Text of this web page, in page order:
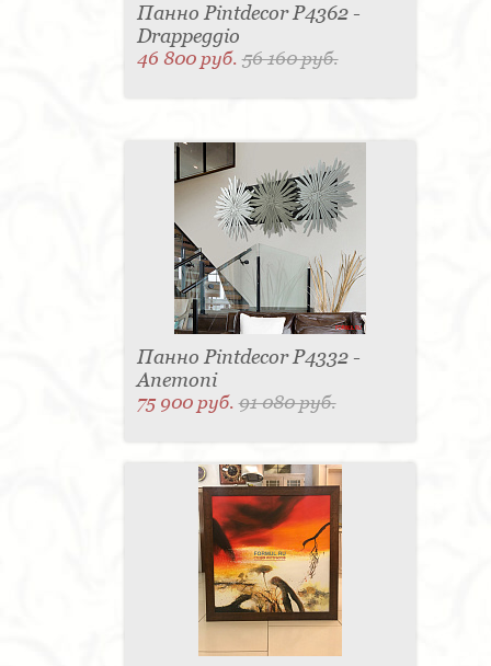
Панно Pintdecor P4362 -
Drappeggio
46 800 руб.56 160 руб.
Панно Pintdecor P4332 -
Anemoni
75 900 руб.91 080 руб.